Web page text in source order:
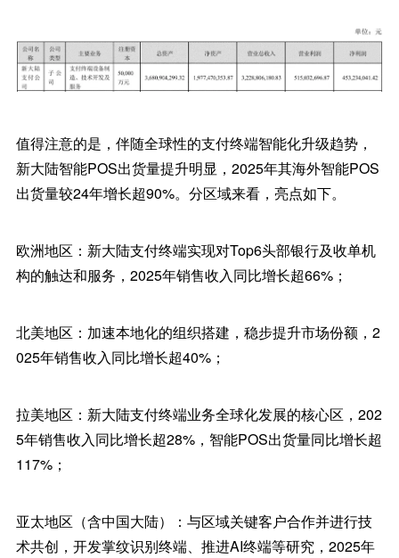
值得注意的是，伴随全球性的支付终端智能化升级趋势，
新大陆智能POS出货量提升明显，2025年其海外智能POS
出货量较24年增长超90%。分区域来看，亮点如下。
欧洲地区：新大陆支付终端实现对Top6头部银行及收单机
构的触达和服务，2025年销售收入同比增长超66%；
北美地区：加速本地化的组织搭建，稳步提升市场份额，2
025年销售收入同比增长超40%；
拉美地区：新大陆支付终端业务全球化发展的核心区，202
5年销售收入同比增长超28%，智能POS出货量同比增长超
117%；
亚太地区（含中国大陆）：与区域关键客户合作并进行技
术共创，开发掌纹识别终端、推进AI终端等研究，2025年